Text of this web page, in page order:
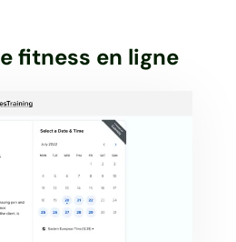
fitness en ligne